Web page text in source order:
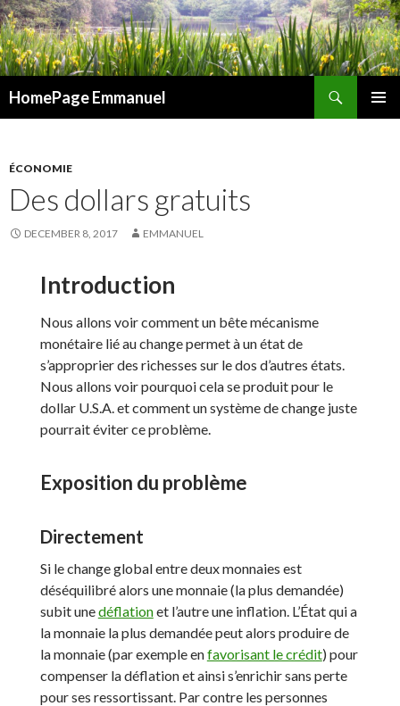
HomePage Emmanuel
ÉCONOMIE
Des dollars gratuits
DECEMBER 8, 2017 EMMANUEL
Introduction
Nous allons voir comment un bête mécanisme
monétaire lié au change permet à un état de
s’approprier des richesses sur le dos d’autres états.
Nous allons voir pourquoi cela se produit pour le
dollar U.S.A. et comment un système de change juste
pourrait éviter ce problème.
Exposition du problème
Directement
Si le change global entre deux monnaies est
déséquilibré alors une monnaie (la plus demandée)
subit unedéflationet l’autre une inflation. L’État qui a
la monnaie la plus demandée peut alors produire de
la monnaie (par exemple enfavorisant le crédit) pour
compenser la déflation et ainsi s’enrichir sans perte
pour ses ressortissant. Par contre les personnes